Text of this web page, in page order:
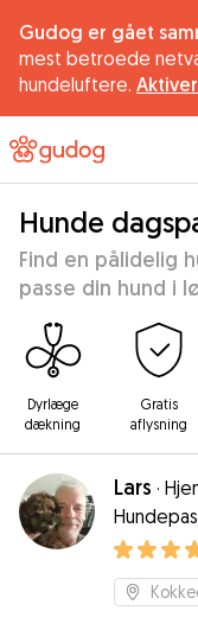
Gudog er gået
mest betroede
hundeluftere.
Hunde
Find en pålidelig
passe din hund i
Dyrlæge
dækning
Gratis
aflysning
Lars ·